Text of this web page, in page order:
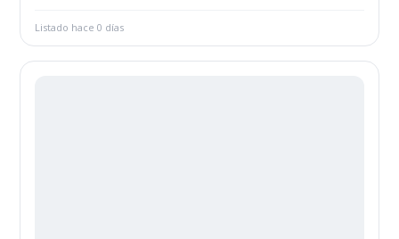
Listado hace 0 días